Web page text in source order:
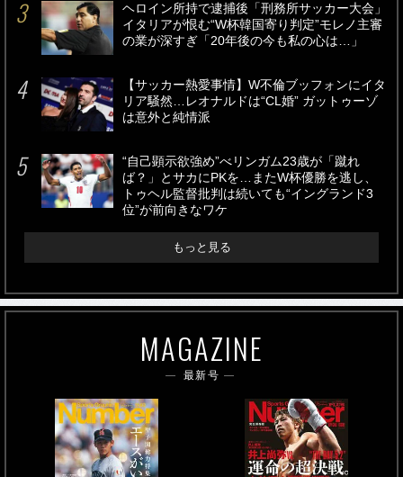
ヘロイン所持で逮捕後「刑務所サッカー大会」
イタリアが恨む“W杯韓国寄り判定”モレノ主審
の業が深すぎ「20年後の今も私の心は…」
【サッカー熱愛事情】W不倫ブッフォンにイタ
リア騒然…レオナルドは“CL婚” ガットゥーゾ
は意外と純情派
“自己顕示欲強め”べリンガム23歳が「蹴れ
ば？」とサカにPKを…またW杯優勝を逃し、
トゥヘル監督批判は続いても“イングランド3
位”が前向きなワケ
もっと見る
MAGAZINE
最新号